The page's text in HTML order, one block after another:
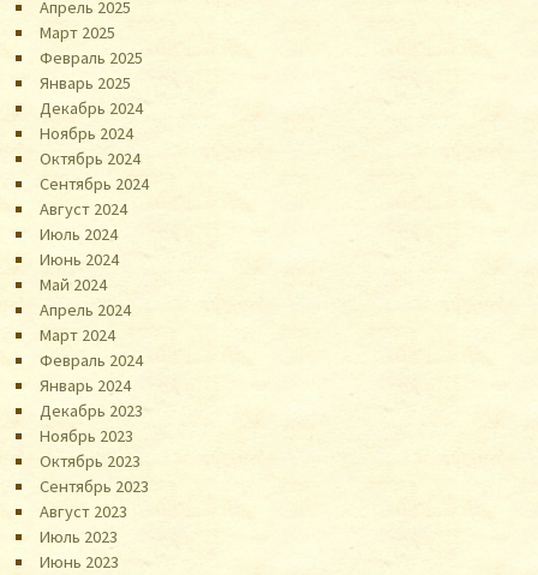
Апрель 2025
Март 2025
Февраль 2025
Январь 2025
Декабрь 2024
Ноябрь 2024
Октябрь 2024
Сентябрь 2024
Август 2024
Июль 2024
Июнь 2024
Май 2024
Апрель 2024
Март 2024
Февраль 2024
Январь 2024
Декабрь 2023
Ноябрь 2023
Октябрь 2023
Сентябрь 2023
Август 2023
Июль 2023
Июнь 2023